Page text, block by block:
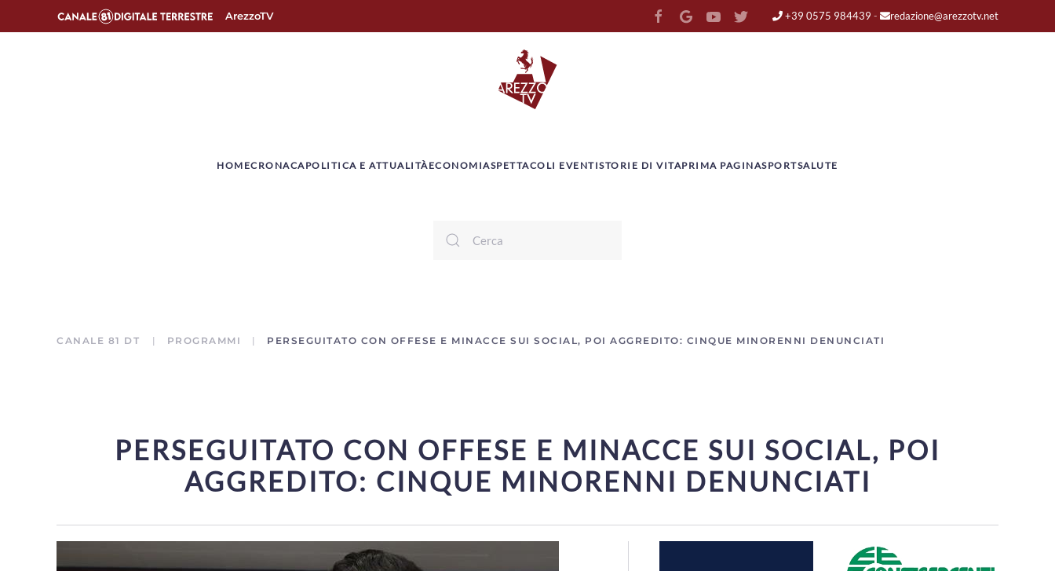
ArezzoTV +39 0575 984439 - redazione@arezzotv.net
­HOMECRONACAPOLITICA E ATTUALITÀECONOMIASPETTACOLI EVENTISTORIE DI VITAPRIMA PAGINASPORTSALUTE
CANALE 81 DT PROGRAMMI PERSEGUITATO CON OFFESE E MINACCE SUI SOCIAL, POI AGGREDITO: CINQUE MINORENNI DENUNCIATI
PERSEGUITATO CON OFFESE E MINACCE SUI SOCIAL, POI
AGGREDITO: CINQUE MINORENNI DENUNCIATI